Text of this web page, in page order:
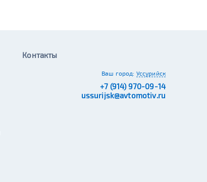
Контакты
Ваш город: Уссурийск
+7 (914) 970-09-14
ussurijsk@avtomotiv.ru